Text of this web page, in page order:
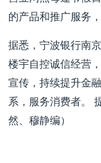
的产品和推广服务
据悉，宁波银行南
楼宇自控诚信经营
宣传，持续提升金
系，服务消费者。
然、穆静编）